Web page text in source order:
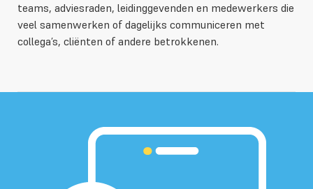
teams, adviesraden, leidinggevenden en medewerkers die
veel samenwerken of dagelijks communiceren met
collega’s, cliënten of andere betrokkenen.